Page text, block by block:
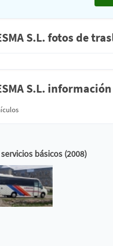
S.L. fotos de
S.L.
básicos (2008)